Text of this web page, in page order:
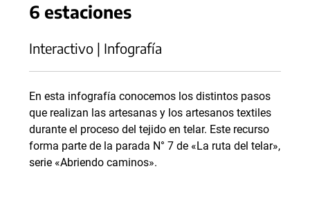
6 estaciones
Interactivo | Infografía
En esta infografía conocemos los distintos pasos
que realizan las artesanas y los artesanos textiles
durante el proceso del tejido en telar. Este recurso
forma parte de la parada N° 7 de «La ruta del telar»,
serie «Abriendo caminos».